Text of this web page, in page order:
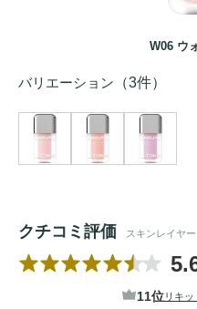
W06 ウ
バリエーション （3件）
クチコミ評価 スキンレイヤ
11位リキッ